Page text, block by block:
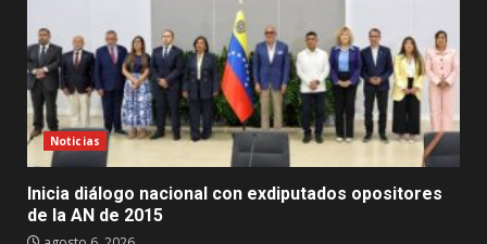
Noticias
Inicia diálogo nacional con exdiputados opositores
de la AN de 2015